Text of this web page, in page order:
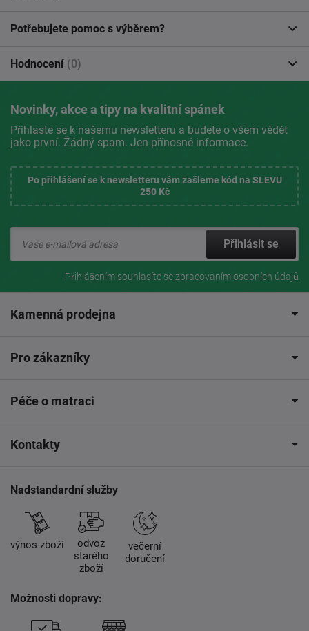
Potřebujete pomoc s výběrem?
Hodnocení (0)
Novinky, akce a tipy na kvalitní spánek
Přihlaste se k našemu newsletteru a budete o všem vědět
jako první. Žádný spam. Jen přínosné informace.
Po přihlášení se k newsletteru vám zašleme kód na SLEVU
250 Kč
Přihlásit se
Přihlášením souhlasíte sezpracovaním osobních údajů
Kamenná prodejna
Pro zákazníky
Péče o matraci
Kontakty
Nadstandardní služby
výnos zboží
odvoz
starého
zboží
večerní
doručení
Možnosti dopravy: